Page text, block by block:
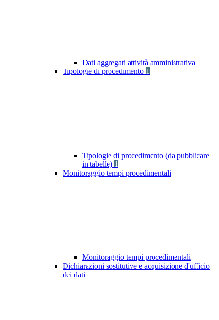
Dati aggregati attività amministrativa
Tipologie di procedimento 1
Tipologie di procedimento (da pubblicare
in tabelle) 1
Monitoraggio tempi procedimentali
Monitoraggio tempi procedimentali
Dichiarazioni sostitutive e acquisizione d'ufficio
dei dati